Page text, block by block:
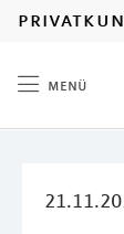
menü